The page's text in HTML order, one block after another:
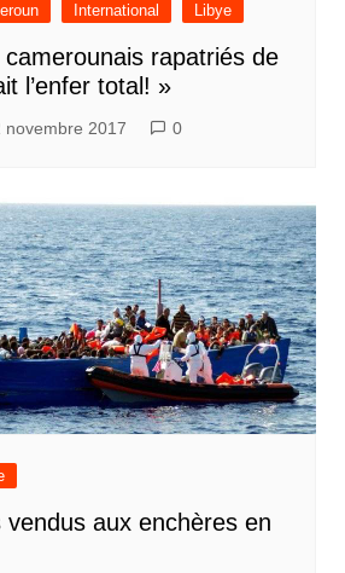
International Libye
rapatriés de
l’enfer total! »
novembre 2017 0
vendus aux enchères en